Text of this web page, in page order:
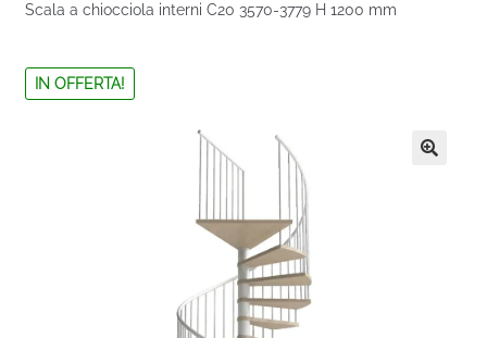
Tutte le scale
Categorie scale
child
il
Scala a chiocciola interni C20 3570-3779 H 1200 mm
IN OFFERTA!